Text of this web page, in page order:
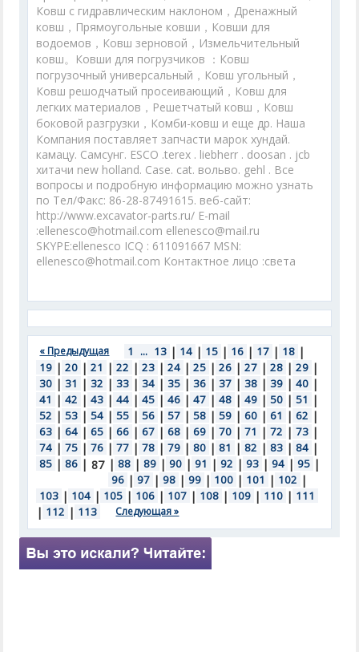
Ковш с гидравлическим наклоном，Дренажный
ковш，Прямоугольные ковши，Ковши для
водоемов，Ковш зерновой，Измельчительный
ковш。Ковши для погрузчиков ：Ковш
погрузочный универсальный，Ковш угольный，
Ковш решодчатый просеивающий，Ковш для
легких материалов，Решетчатый ковш，Ковш
боковой разгрузки，Комби-ковш и еще др. Наша
Компания поставляет запчасти марок хундай.
камацу. Самсунг. ESCO .terex . liebherr . doosan . jcb
хитачи new holland. Case. cat. вольво. gehl . Все
вопросы и подробную информацию можно узнать
по Тел/Факс: 86-28-87491615. веб-сайт:
http://www.excavator-parts.ru/ E-mail
:ellenesco@hotmail.com ellenesco@mail.ru
SKYPE:ellenesco ICQ : 611091667 MSN:
ellenesco@hotmail.com Контактное лицо :света
« Предыдущая 1 ... 13 | 14 | 15 | 16 | 17 | 18 |
19 | 20 | 21 | 22 | 23 | 24 | 25 | 26 | 27 | 28 | 29 |
30 | 31 | 32 | 33 | 34 | 35 | 36 | 37 | 38 | 39 | 40 |
41 | 42 | 43 | 44 | 45 | 46 | 47 | 48 | 49 | 50 | 51 |
52 | 53 | 54 | 55 | 56 | 57 | 58 | 59 | 60 | 61 | 62 |
63 | 64 | 65 | 66 | 67 | 68 | 69 | 70 | 71 | 72 | 73 |
74 | 75 | 76 | 77 | 78 | 79 | 80 | 81 | 82 | 83 | 84 |
85 | 86 | 87 | 88 | 89 | 90 | 91 | 92 | 93 | 94 | 95 |
96 | 97 | 98 | 99 | 100 | 101 | 102 |
103 | 104 | 105 | 106 | 107 | 108 | 109 | 110 | 111
| 112 | 113 Следующая »